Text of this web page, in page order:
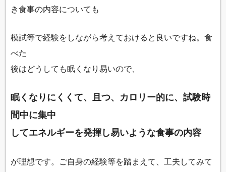
き食事の内容についても
模試等で経験をしながら考えておけると良いですね。食
べた
後はどうしても眠くなり易いので、
眠くなりにくくて、且つ、カロリー的に、試験時
間中に集中
してエネルギーを発揮し易いような食事の内容
が理想です。ご自身の経験等を踏まえて、工夫してみて